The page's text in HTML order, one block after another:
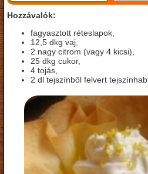
Hozzávalók:
fagyasztott réteslapok,
12,5 dkg vaj,
2 nagy citrom (vagy 4 kicsi),
25 dkg cukor,
4 tojás,
2 dl tejszínből felvert tejszínhab